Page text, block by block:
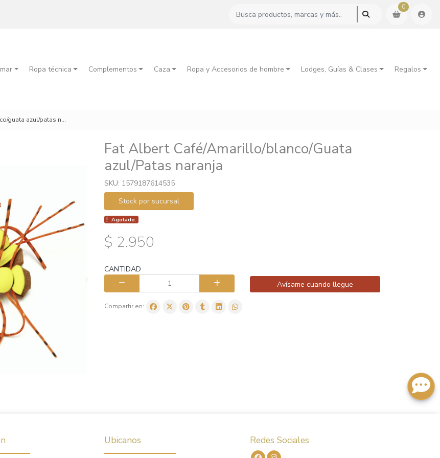
0
Ropa técnica Complementos Caza Ropa y Accesorios de hombre Lodges, Guías & Clases Regalos
azul/patas naranja
Fat Albert Café/Amarillo/blanco/Guata
azul/Patas naranja
SKU: 1579187614535
Stock por sucursal
Agotado.
$ 2.950
CANTIDAD
Avísame cuando llegue
Compartir en:
Ubicanos Redes Sociales